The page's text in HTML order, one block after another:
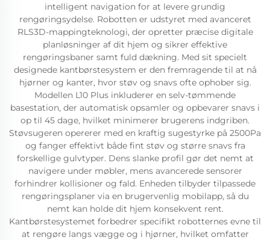
intelligent navigation for at levere grundig
rengøringsydelse. Robotten er udstyret med avanceret
RLS3D-mappingteknologi, der opretter præcise digitale
planløsninger af dit hjem og sikrer effektive
rengøringsbaner samt fuld dækning. Med sit specielt
designede kantbørstesystem er den fremragende til at nå
hjørner og kanter, hvor støv og snavs ofte ophober sig.
Modellen L10 Plus inkluderer en selv-tømmende
basestation, der automatisk opsamler og opbevarer snavs i
op til 45 dage, hvilket minimerer brugerens indgriben.
Støvsugeren opererer med en kraftig sugestyrke på 2500Pa
og fanger effektivt både fint støv og større snavs fra
forskellige gulvtyper. Dens slanke profil gør det nemt at
navigere under møbler, mens avancerede sensorer
forhindrer kollisioner og fald. Enheden tilbyder tilpassede
rengøringsplaner via en brugervenlig mobilapp, så du
nemt kan holde dit hjem konsekvent rent.
Kantbørstesystemet forbedrer specifikt robotternes evne til
at rengøre langs vægge og i hjørner, hvilket omfatter